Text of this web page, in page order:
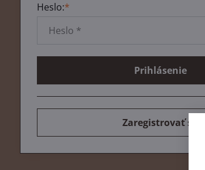
Heslo:*
Prihlásenie
Zaregistrovať sa